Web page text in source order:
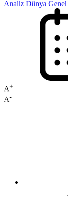
Analiz Dünya Genel
A+
A-